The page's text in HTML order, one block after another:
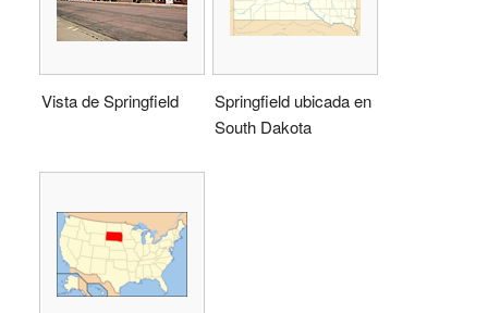
Vista de Springfield
Springfield ubicada en
South Dakota